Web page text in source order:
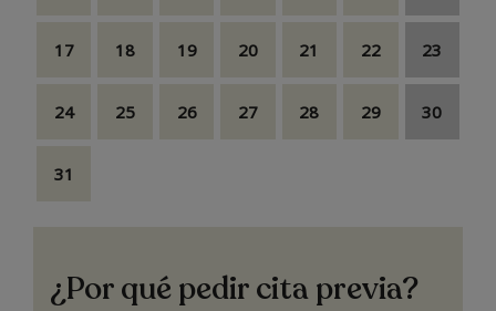
17 18 19 20 21 22 23
24 25 26 27 28 29 30
31
¿Por qué pedir cita previa?